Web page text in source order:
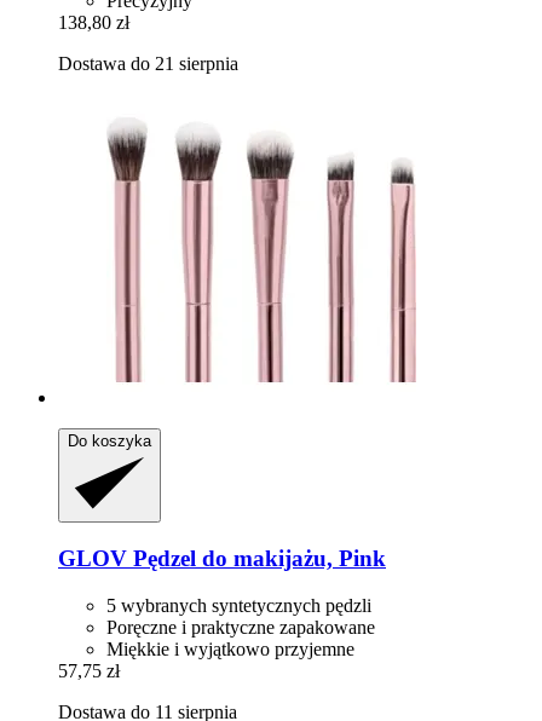
138,80 zł
Dostawa do 21 sierpnia
Do koszyka
GLOV Pędzel do makijażu, Pink
5 wybranych syntetycznych pędzli
Poręczne i praktyczne zapakowane
Miękkie i wyjątkowo przyjemne
57,75 zł
Dostawa do 11 sierpnia